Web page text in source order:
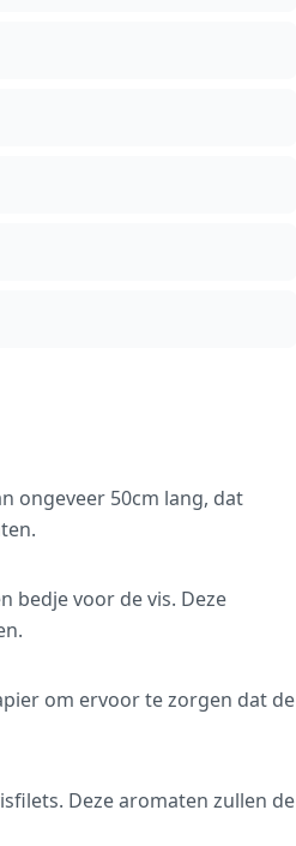
ongeveer 50cm lang, dat
bedje voor de vis. Deze
om ervoor te zorgen dat de
Deze aromaten zullen de